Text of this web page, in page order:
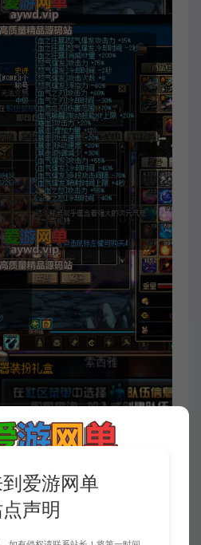
爱游网单
声明